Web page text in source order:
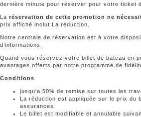
dernière minute pour réserver pour votre ticket
La réservation de cette promotion ne
prix affiché inclut La réduction.
Notre centrale de réservation est à votre
d’informations.
Quand vous réservez votre billet de bateau en
avantages offerts par notre programme de
Conditions
jusqu'a 50% de remise sur toutes les
La réduction est appliquée sur le prix du
assurances
Le billet est modifiable et annulable